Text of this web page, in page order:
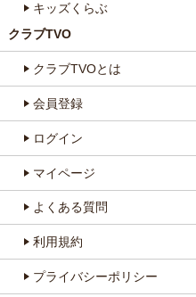
キッズくらぶ
クラブTVO
クラブTVOとは
会員登録
ログイン
マイページ
よくある質問
利用規約
プライバシーポリシー